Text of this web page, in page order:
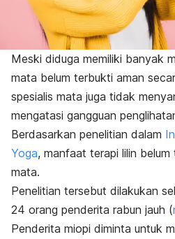
Meski diduga memiliki banyak
mata belum terbukti aman
spesialis mata juga tidak
mengatasi gangguan
Berdasarkan penelitian dalam
Yoga, manfaat terapi lilin
mata.
Penelitian tersebut dilakukan
24 orang penderita rabun jauh (
Penderita miopi diminta untuk